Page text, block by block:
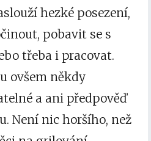
hezké posezení,
pobavit se s
třeba i pracovat.
ovšem někdy
a ani předpověď
Není nic horšího, než